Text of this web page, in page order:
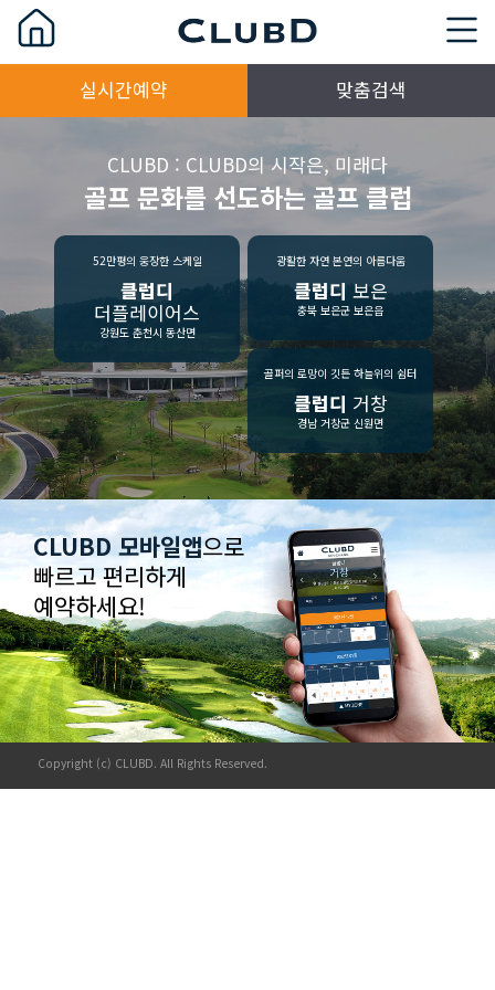
실시간예약 맞춤검색
CLUBD : CLUBD의 시작은, 미래다
골프 문화를 선도하는 골프 클럽
52만평의 웅장한 스케일
클럽디
더플레이어스
강원도 춘천시 동산면
광활한 자연 본연의 아름다움
클럽디 보은
충북 보은군 보은읍
골퍼의 로망이 깃든 하늘위의 쉼터
클럽디 거창
경남 거창군 신원면
CLUBD 모바일앱으로
빠르고 편리하게
예약하세요!
Copyright (c) CLUBD. All Rights Reserved.